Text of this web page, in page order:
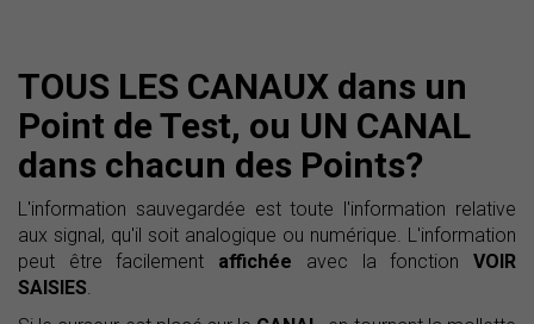
TOUS LES CANAUX dans un
Point de Test, ou UN CANAL
dans chacun des Points?
L'information sauvegardée est toute l'information relative
aux signal, qu'il soit analogique ou numérique. L'information
peut être facilement affichée avec la fonctionVOIR
SAISIES.